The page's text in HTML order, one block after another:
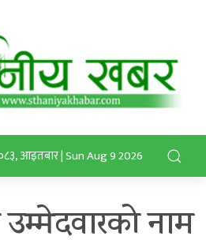
आइतबार | Sun Aug 9 2026
उम्मेदवारको नाम